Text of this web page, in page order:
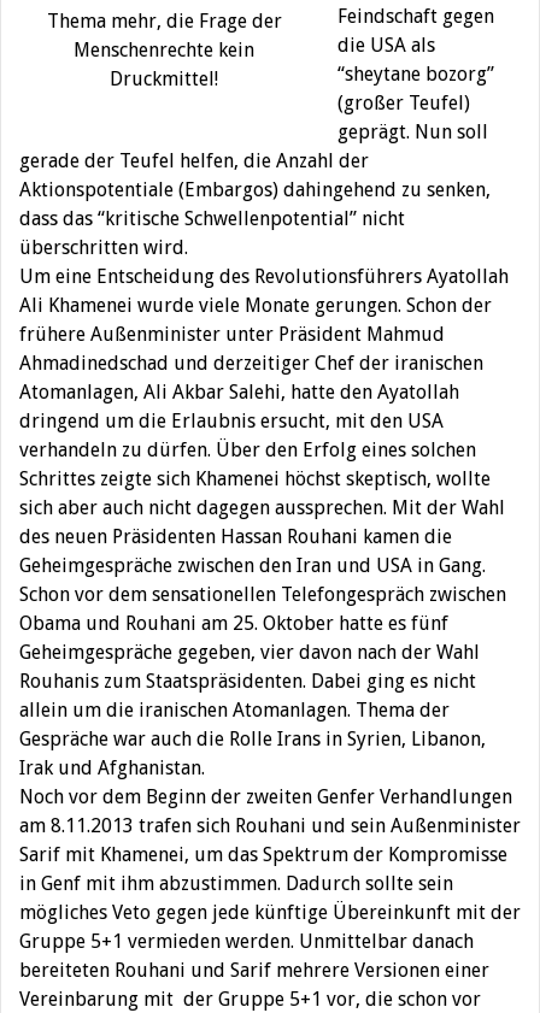
Thema mehr, die Frage der
Menschenrechte kein
Druckmittel!
Feindschaft gegen
die USA als
“sheytane bozorg”
(großer Teufel)
geprägt. Nun soll
gerade der Teufel helfen, die Anzahl der
Aktionspotentiale (Embargos) dahingehend zu senken,
dass das “kritische Schwellenpotential” nicht
überschritten wird.
Um eine Entscheidung des Revolutionsführers Ayatollah
Ali Khamenei wurde viele Monate gerungen. Schon der
frühere Außenminister unter Präsident Mahmud
Ahmadinedschad und derzeitiger Chef der iranischen
Atomanlagen, Ali Akbar Salehi, hatte den Ayatollah
dringend um die Erlaubnis ersucht, mit den USA
verhandeln zu dürfen. Über den Erfolg eines solchen
Schrittes zeigte sich Khamenei höchst skeptisch, wollte
sich aber auch nicht dagegen aussprechen. Mit der Wahl
des neuen Präsidenten Hassan Rouhani kamen die
Geheimgespräche zwischen den Iran und USA in Gang.
Schon vor dem sensationellen Telefongespräch zwischen
Obama und Rouhani am 25. Oktober hatte es fünf
Geheimgespräche gegeben, vier davon nach der Wahl
Rouhanis zum Staatspräsidenten. Dabei ging es nicht
allein um die iranischen Atomanlagen. Thema der
Gespräche war auch die Rolle Irans in Syrien, Libanon,
Irak und Afghanistan.
Noch vor dem Beginn der zweiten Genfer Verhandlungen
am 8.11.2013 trafen sich Rouhani und sein Außenminister
Sarif mit Khamenei, um das Spektrum der Kompromisse
in Genf mit ihm abzustimmen. Dadurch sollte sein
mögliches Veto gegen jede künftige Übereinkunft mit der
Gruppe 5+1 vermieden werden. Unmittelbar danach
bereiteten Rouhani und Sarif mehrere Versionen einer
Vereinbarung mit der Gruppe 5+1 vor, die schon vor